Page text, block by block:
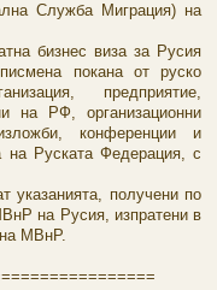
Служба Миграция) на
бизнес виза за Русия
покана от руско
предприятие,
на РФ, организационни
конференции и
на Руската Федерация, с
указанията, получени по
на Русия, изпратени в
на МВнР.